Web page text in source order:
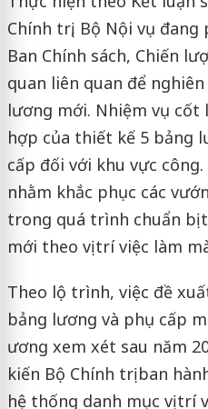
Chính trị, Bộ Nội vụ
Ban Chính sách, Chiến
quan liên quan để
lương mới. Nhiệm vụ cốt
hợp của thiết kế 5 bảng
cấp đối với khu vực
nhằm khắc phục các
trong quá trình chuẩn bị
mới theo vị trí việc làm
Theo lộ trình, việc đề
bảng lương và phụ cấp
ương xem xét sau năm
kiến Bộ Chính trị ban
hệ thống danh mục vị trí